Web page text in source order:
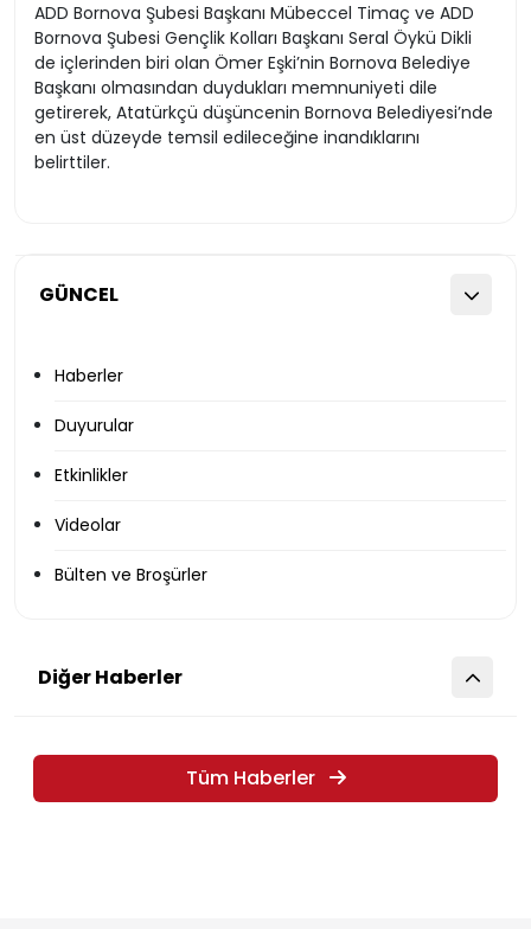
GÜNCEL
Haberler
Duyurular
Etkinlikler
Videolar
Bülten ve Broşürler
ADD Bornova Şubesi Başkanı Mübeccel Timaç ve ADD
Bornova Şubesi Gençlik Kolları Başkanı Seral Öykü Dikli
de içlerinden biri olan Ömer Eşki’nin Bornova Belediye
Başkanı olmasından duydukları memnuniyeti dile
getirerek, Atatürkçü düşüncenin Bornova Belediyesi’nde
en üst düzeyde temsil edileceğine inandıklarını
belirttiler.
Diğer Haberler
Tüm Haberler